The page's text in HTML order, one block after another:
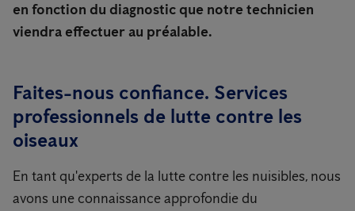
en fonction du diagnostic que notre technicien
viendra effectuer au préalable.
Faites-nous confiance. Services
professionnels de lutte contre les
oiseaux
En tant qu'experts de la lutte contre les nuisibles, nous
avons une connaissance approfondie du